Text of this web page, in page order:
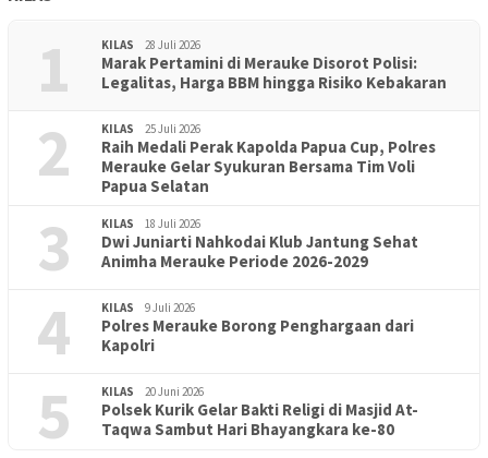
1 KILAS 28 Juli 2026
Marak Pertamini di Merauke Disorot Polisi:
Legalitas, Harga BBM hingga Risiko Kebakaran
2 KILAS 25 Juli 2026
Raih Medali Perak Kapolda Papua Cup, Polres
Merauke Gelar Syukuran Bersama Tim Voli
Papua Selatan
3 KILAS 18 Juli 2026
Dwi Juniarti Nahkodai Klub Jantung Sehat
Animha Merauke Periode 2026-2029
4 KILAS 9 Juli 2026
Polres Merauke Borong Penghargaan dari
Kapolri
5 KILAS 20 Juni 2026
Polsek Kurik Gelar Bakti Religi di Masjid At-
Taqwa Sambut Hari Bhayangkara ke-80
PENDIDIKAN 18 Juni 2026
Lepas Puluhan Peserta Didik, TK Yapis 2 Merauke Siapkan